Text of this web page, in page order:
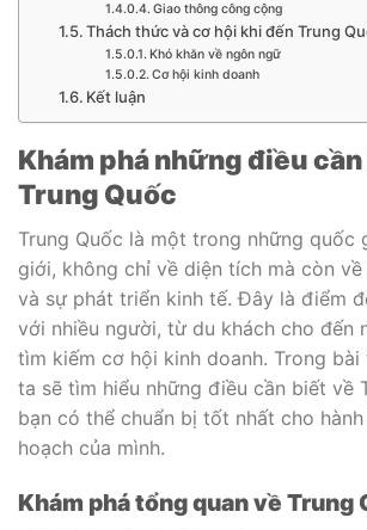
Giao thông công cộng
Thách thức và cơ hội khi đến Trung
Khó khăn về ngôn ngữ
Cơ hội kinh doanh
Kết luận
Khám phá những điều
Trung Quốc
Trung Quốc là một trong những quốc
giới, không chỉ về diện tích mà còn về
và sự phát triển kinh tế. Đây là điểm
với nhiều người, từ du khách cho đến
tìm kiếm cơ hội kinh doanh. Trong bài
ta sẽ tìm hiểu những điều cần biết về
bạn có thể chuẩn bị tốt nhất cho
hoạch của mình.
Khám phá tổng quan về Trung